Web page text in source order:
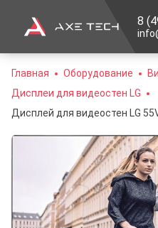
8
Главная Оборудование
Дисплеи для видеостен LG
Дисплей для видеостен LG